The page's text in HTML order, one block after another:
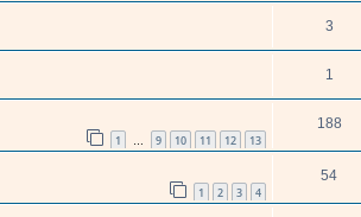
3
1
1 … 9 10 11 12 13
188
1 2 3 4
54